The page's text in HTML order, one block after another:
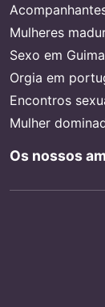
Mulheres
Sexo em
Orgia em
Encontros
Mulher
Os nossos